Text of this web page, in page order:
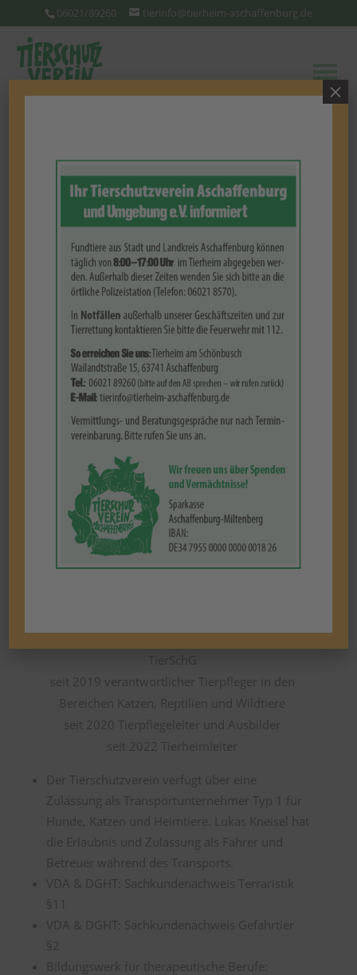
06021/89260 tierinfo@tierheim-aschaffenburg.de
Unser Team
Lukas Kneisel
Tierheimleitung
2016/17 Bundesfreiwilligendienst
Tierheim/Tierpension mit Erlaubnis gemäß §11
seit 2019 verantwortlicher Tierpfleger in den
Bereichen Katzen, Reptilien und Wildtiere
seit 2020 Tierpflegeleiter und Ausbilder
seit 2022 Tierheimleiter
Der Tierschutzverein verfügt über eine
Zulassung als Transportunternehmer Typ 1 für
Hunde, Katzen und Heimtiere. Lukas Kneisel hat
die Erlaubnis und Zulassung als Fahrer und
Betreuer während des Transports.
VDA & DGHT: Sachkundenachweis Terraristik
§11
VDA & DGHT: Sachkundenachweis Gefahrtier
§2
Bildungswerk für therapeutische Berufe:
×